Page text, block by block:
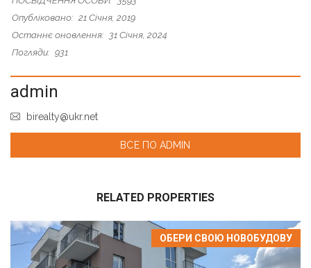
Опубліковано: 21 Січня, 2019
Останнє оновлення: 31 Січня, 2024
Погляди: 931
admin
birealty@ukr.net
ВСЕ ПО ADMIN
RELATED PROPERTIES
ОБЕРИ СВОЮ НОВОБУДОВУ